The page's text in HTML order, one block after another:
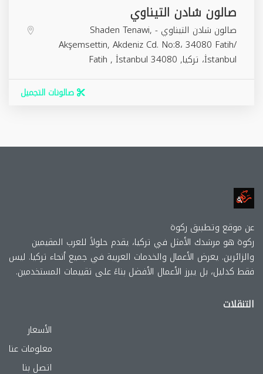
صالون شادن التيناوي
صالون شادن التيناوي - Shaden Tenawi,
Akşemsettin, Akdeniz Cd. No:8، 34080 Fatih/
İstanbul، تركيا,
Fatih , İstanbul 34080
صالونات التجميل
عن موقع وتطببق ركوة
ركوة هو مرشدك الأمثل في تركيا، يقدم حلولاً للعرب المقيمين
والزائرين. يعرض الأعمال والخدمات العربية في جميع أنحاء تركيا. ليس
فقط كدليل، بل يبرز الأعمال الأفضل بناءً على تقييمات المستخدمين.
التنقلات
الأسعار
معلومات عنا
اتصل بنا